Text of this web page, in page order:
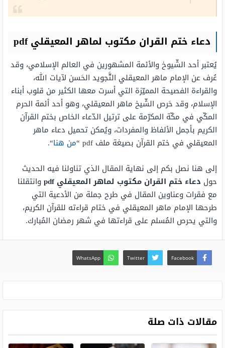
دعاء ختم القران مكتوب لماهر المعيقلي pdf
يُعتبر أحد الشّيوخ والأئمة المشهورين في العالم الإسلامي، وقد
عُرف عن الإمام ماهر المعيقلي التَّجويد الحَسن لآيات الله،
والقراءة الفصيحة المميّزة التي أسرت معها الكثير من قلوب أبناء
الإسلام، وقد حَرص الشّيخ ماهر المعيقلي، وهو أحد أئمة الحرم
المكّي في مكّة المكرّمة على ترتيل الدّعاء الخاص بختم القرآن
الكريم بأجمل الألفاظ والمفردات، ويُمكن تحميل دعاء ماهر
المعيقلي في ختم القرآن بصيغة ملف pdf “
من هنا“.
إلى هنا نصل بكم إلى نهاية المقال الذي تناولنا فيه الحديث
حول دعاء ختم القران مكتوب لماهر المعيقلي pdf
وانتقلنا
مع فقرات وعناوين المقال في طرح جملة من الأدعية التي
طرحها الإمام ماهر المعيقلي في ختام قراءته للقرآن الكريم،
والتي يحرص المُسلم على قراءتها في شهر رمضان المُبارك.
Facebook
Twitter
WhatsApp
مقالات ذات صلة